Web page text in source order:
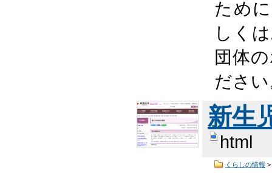
ため
しく
団体
ださ
新生
html
くらしの情報 >